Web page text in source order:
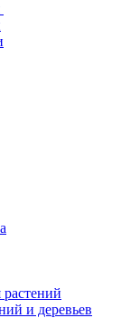
и деревьев